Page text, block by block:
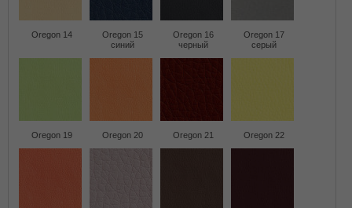
Oregon 14
Oregon 15
синий
Oregon 16
черный
Oregon 17
серый
Oregon 19 Oregon 20 Oregon 21 Oregon 22